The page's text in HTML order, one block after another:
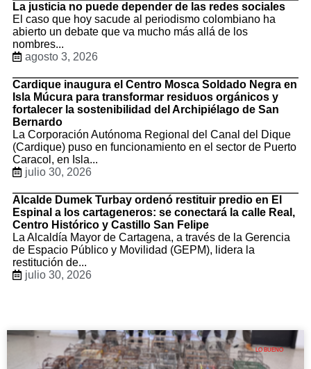
La justicia no puede depender de las redes sociales
El caso que hoy sacude al periodismo colombiano ha
abierto un debate que va mucho más allá de los
nombres...
agosto 3, 2026
Cardique inaugura el Centro Mosca Soldado Negra en
Isla Múcura para transformar residuos orgánicos y
fortalecer la sostenibilidad del Archipiélago de San
Bernardo
La Corporación Autónoma Regional del Canal del Dique
(Cardique) puso en funcionamiento en el sector de Puerto
Caracol, en Isla...
julio 30, 2026
Alcalde Dumek Turbay ordenó restituir predio en El
Espinal a los cartageneros: se conectará la calle Real,
Centro Histórico y Castillo San Felipe
La Alcaldía Mayor de Cartagena, a través de la Gerencia
de Espacio Público y Movilidad (GEPM), lidera la
restitución de...
julio 30, 2026
LO BUENO